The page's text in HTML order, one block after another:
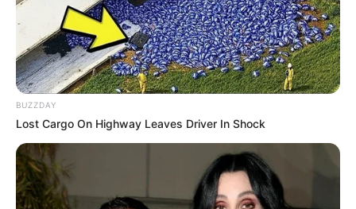
Схеми
[wp-rss-aggregator id="2"]
BUZZDAY
Lost Cargo On Highway Leaves Driver In Shock